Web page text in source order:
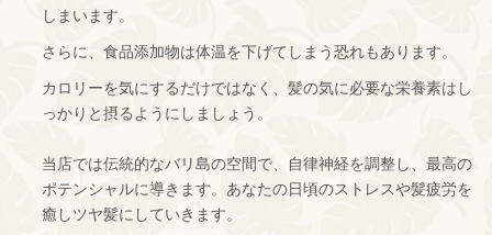
しまいます。
さらに、食品添加物は体温を下げてしまう恐れもあります。
カロリーを気にするだけではなく、髪の気に必要な栄養素はし
っかりと摂るようにしましょう。
当店では伝統的なバリ島の空間で、自律神経を調整し、最高の
ポテンシャルに導きます。あなたの日頃のストレスや髪疲労を
癒しツヤ髪にしていきます。